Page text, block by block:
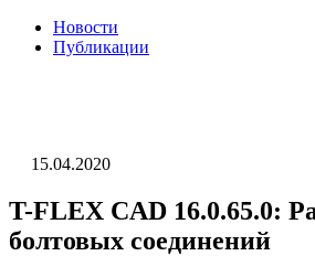
Новости
Публикации
15.04.2020
T-FLEX CAD 16.0.65.0:
болтовых соединений